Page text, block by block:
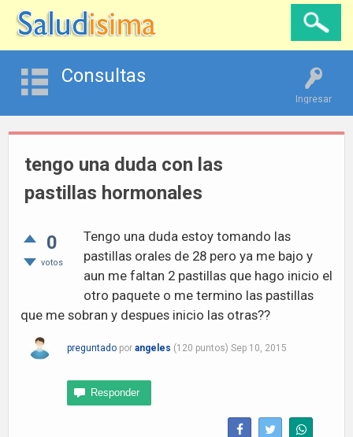
Ingresar
Consultas
tengo una duda con las
pastillas hormonales
0
votos
Tengo una duda estoy tomando las
pastillas orales de 28 pero ya me bajo y
aun me faltan 2 pastillas que hago inicio el
otro paquete o me termino las pastillas
que me sobran y despues inicio las otras??
preguntado por angeles (120 puntos) Sep 10, 2015